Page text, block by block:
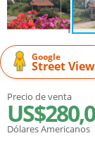
Google
Street View
Precio de venta
Dólares Americanos